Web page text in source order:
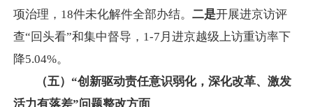
项治理，18件未化解件全部办结。 二是开展进京访评
查“回头看”和集中督导，1-7月进京越级上访重访率下
降5.04%。
（五）“创新驱动责任意识弱化，深化改革、激发
活力有落差”问题整改方面